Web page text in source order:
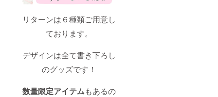
リターンは６種類ご用意し
ております。
デザインは全て書き下ろし
のグッズです！
数量限定アイテムもあるの